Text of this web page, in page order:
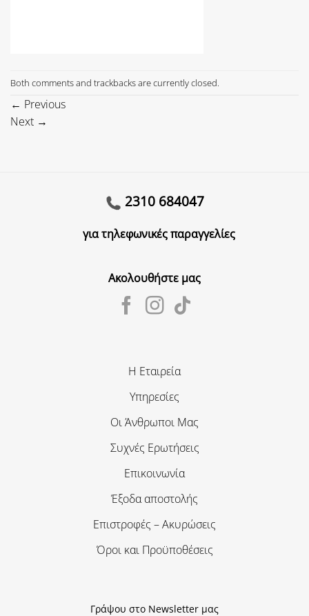
Both comments and trackbacks are currently closed.
← Previous
Next →
2310 684047
για τηλεφωνικές παραγγελίες
Ακολουθήστε μας
Η Εταιρεία
Υπηρεσίες
Οι Άνθρωποι Μας
Συχνές Ερωτήσεις
Επικοινωνία
Έξοδα αποστολής
Επιστροφές – Ακυρώσεις
Όροι και Προϋποθέσεις
Γράψου στο Newsletter μας